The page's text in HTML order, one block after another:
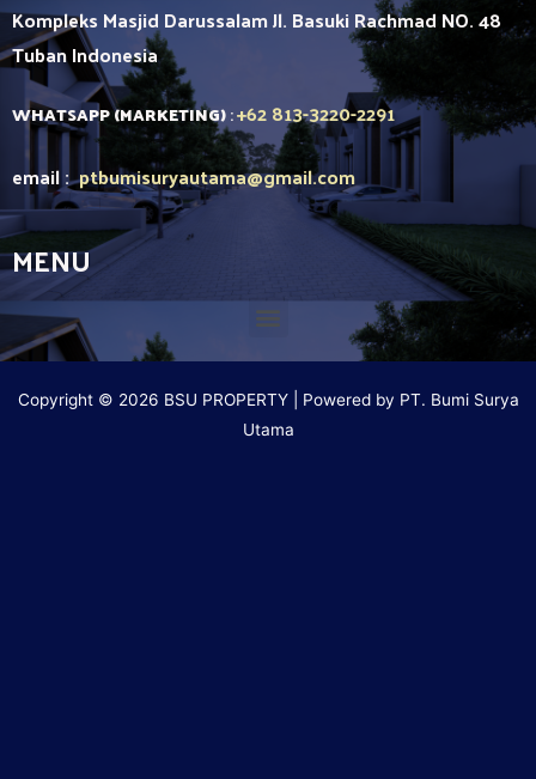
Kompleks Masjid Darussalam Jl. Basuki Rachmad NO. 48
TubanIndonesia
WHATSAPP (MARKETING):+62 813-3220-2291
email :ptbumisuryautama@gmail.com
MENU
Copyright © 2026 BSU PROPERTY | Powered by PT. Bumi Surya
Utama